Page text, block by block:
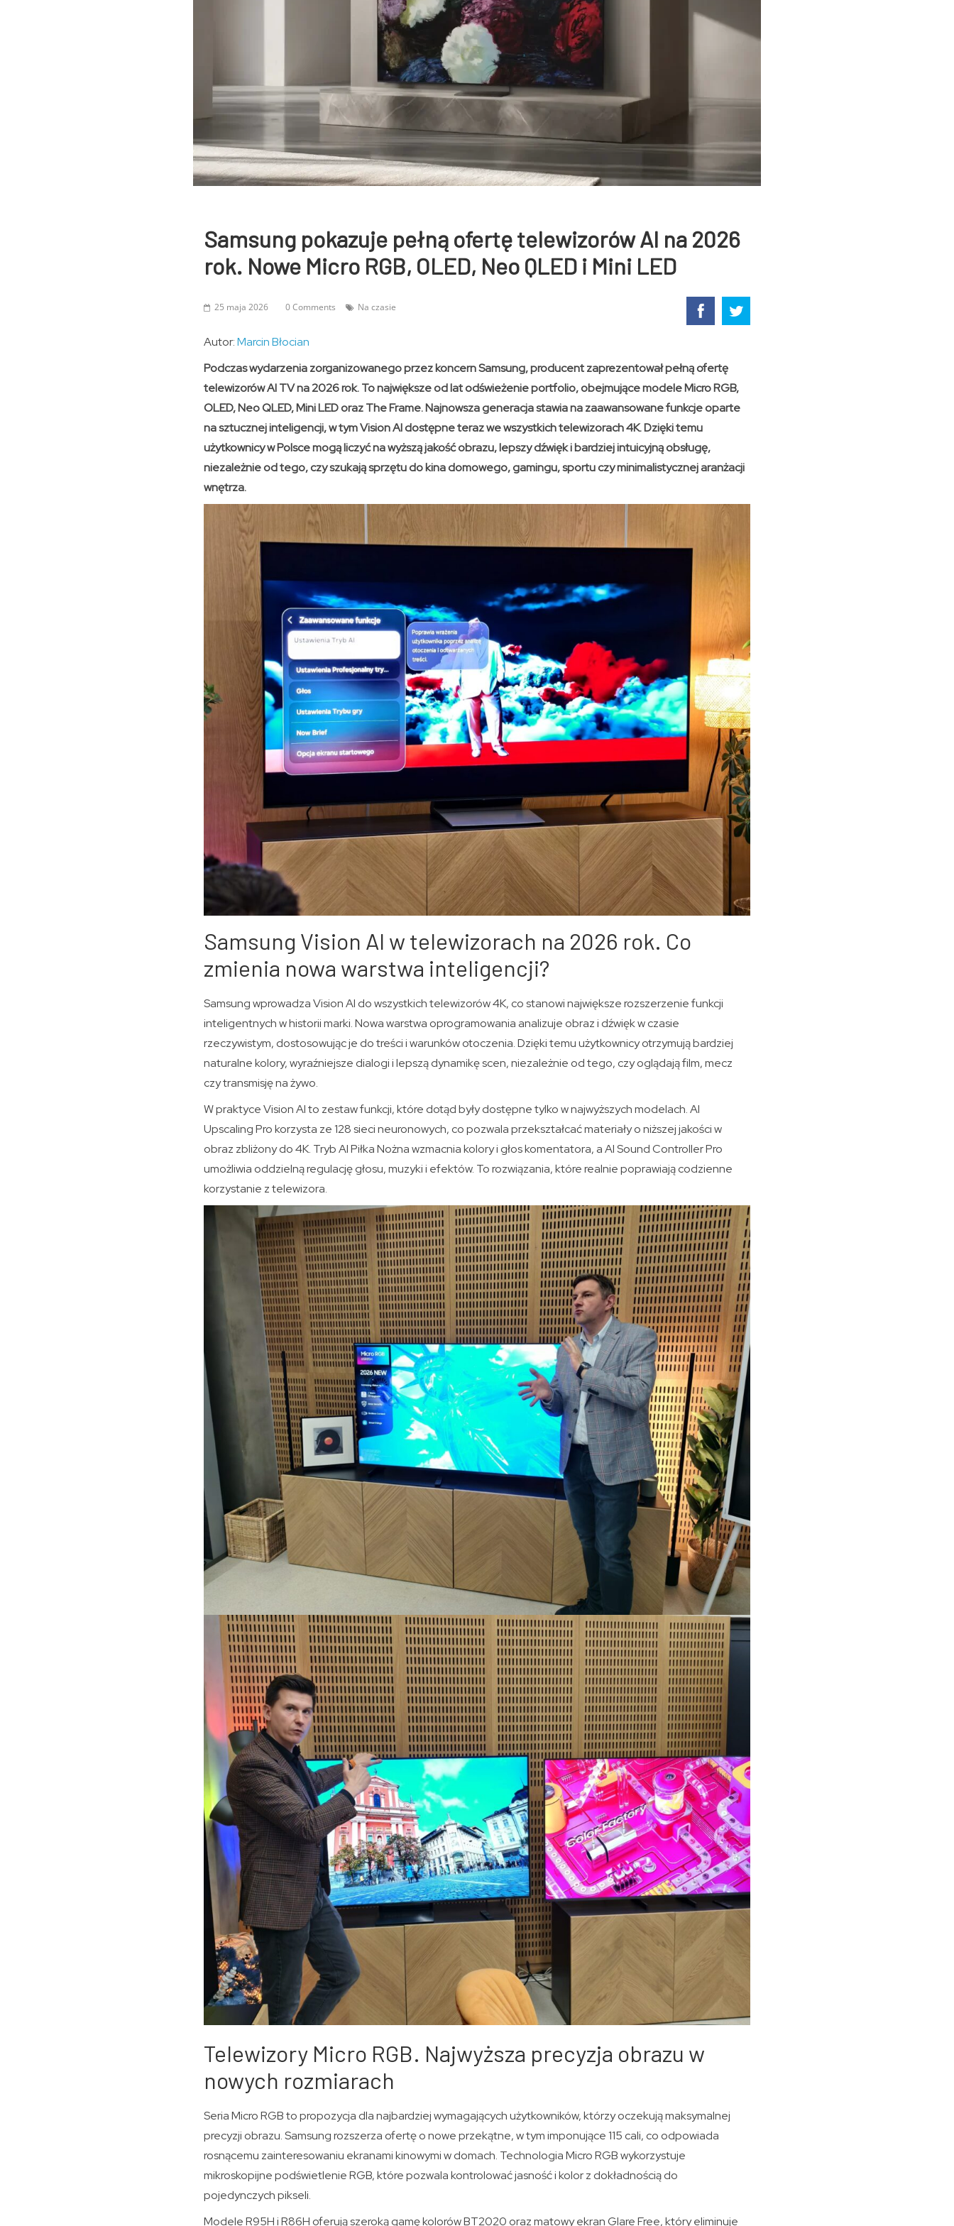
Samsung pokazuje pełną ofertę telewizorów AI na 2026
rok. Nowe Micro RGB, OLED, Neo QLED i Mini LED
25 maja 2026 0 Comments Na czasie
Autor:Marcin Błocian
Podczas wydarzenia zorganizowanego przez koncern Samsung, producent zaprezentował pełną ofertę
telewizorów AI TV na 2026 rok. To największe od lat odświeżenie portfolio, obejmujące modele Micro RGB,
OLED, Neo QLED, Mini LED oraz The Frame. Najnowsza generacja stawia na zaawansowane funkcje oparte
na sztucznej inteligencji, w tym Vision AI dostępne teraz we wszystkich telewizorach 4K. Dzięki temu
użytkownicy w Polsce mogą liczyć na wyższą jakość obrazu, lepszy dźwięk i bardziej intuicyjną obsługę,
niezależnie od tego, czy szukają sprzętu do kina domowego, gamingu, sportu czy minimalistycznej aranżacji
wnętrza.
Samsung Vision AI w telewizorach na 2026 rok. Co
zmienia nowa warstwa inteligencji?
Samsung wprowadza Vision AI do wszystkich telewizorów 4K, co stanowi największe rozszerzenie funkcji
inteligentnych w historii marki. Nowa warstwa oprogramowania analizuje obraz i dźwięk w czasie
rzeczywistym, dostosowując je do treści i warunków otoczenia. Dzięki temu użytkownicy otrzymują bardziej
naturalne kolory, wyraźniejsze dialogi i lepszą dynamikę scen, niezależnie od tego, czy oglądają film, mecz
czy transmisję na żywo.
W praktyce Vision AI to zestaw funkcji, które dotąd były dostępne tylko w najwyższych modelach. AI
Upscaling Pro korzysta ze 128 sieci neuronowych, co pozwala przekształcać materiały o niższej jakości w
obraz zbliżony do 4K. Tryb AI Piłka Nożna wzmacnia kolory i głos komentatora, a AI Sound Controller Pro
umożliwia oddzielną regulację głosu, muzyki i efektów. To rozwiązania, które realnie poprawiają codzienne
korzystanie z telewizora.
Telewizory Micro RGB. Najwyższa precyzja obrazu w
nowych rozmiarach
Seria Micro RGB to propozycja dla najbardziej wymagających użytkowników, którzy oczekują maksymalnej
precyzji obrazu. Samsung rozszerza ofertę o nowe przekątne, w tym imponujące 115 cali, co odpowiada
rosnącemu zainteresowaniu ekranami kinowymi w domach. Technologia Micro RGB wykorzystuje
mikroskopijne podświetlenie RGB, które pozwala kontrolować jasność i kolor z dokładnością do
pojedynczych pikseli.
Modele R95H i R86H oferują szeroką gamę kolorów BT2020 oraz matowy ekran Glare Free, który eliminuje